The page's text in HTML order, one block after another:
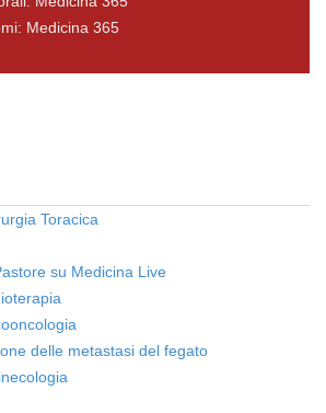
Medicina 365
Toracica
su Medicina Live
delle metastasi del fegato